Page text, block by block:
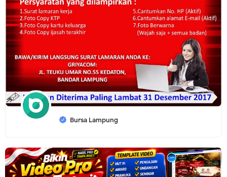
Bursa Lampung